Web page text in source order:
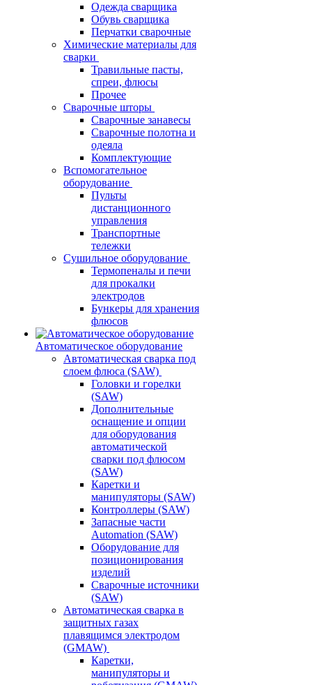
Одежда сварщика
Обувь сварщика
Перчатки сварочные
Химические материалы для
сварки
Травильные пасты,
спреи, флюсы
Прочее
Сварочные шторы
Сварочные занавесы
Сварочные полотна и
одеяла
Комплектующие
Вспомогательное
оборудование
Пульты
дистанционного
управления
Транспортные
тележки
Сушильное оборудование
Термопеналы и печи
для прокалки
электродов
Бункеры для хранения
флюсов
Автоматическое оборудование
Автоматическая сварка под
слоем флюса (SAW)
Головки и горелки
(SAW)
Дополнительные
оснащение и опции
для оборудования
автоматической
сварки под флюсом
(SAW)
Каретки и
манипуляторы (SAW)
Контроллеры (SAW)
Запасные части
Automation (SAW)
Оборудование для
позиционирования
изделий
Сварочные источники
(SAW)
Автоматическая сварка в
защитных газах
плавящимся электродом
(GMAW)
Каретки,
манипуляторы и